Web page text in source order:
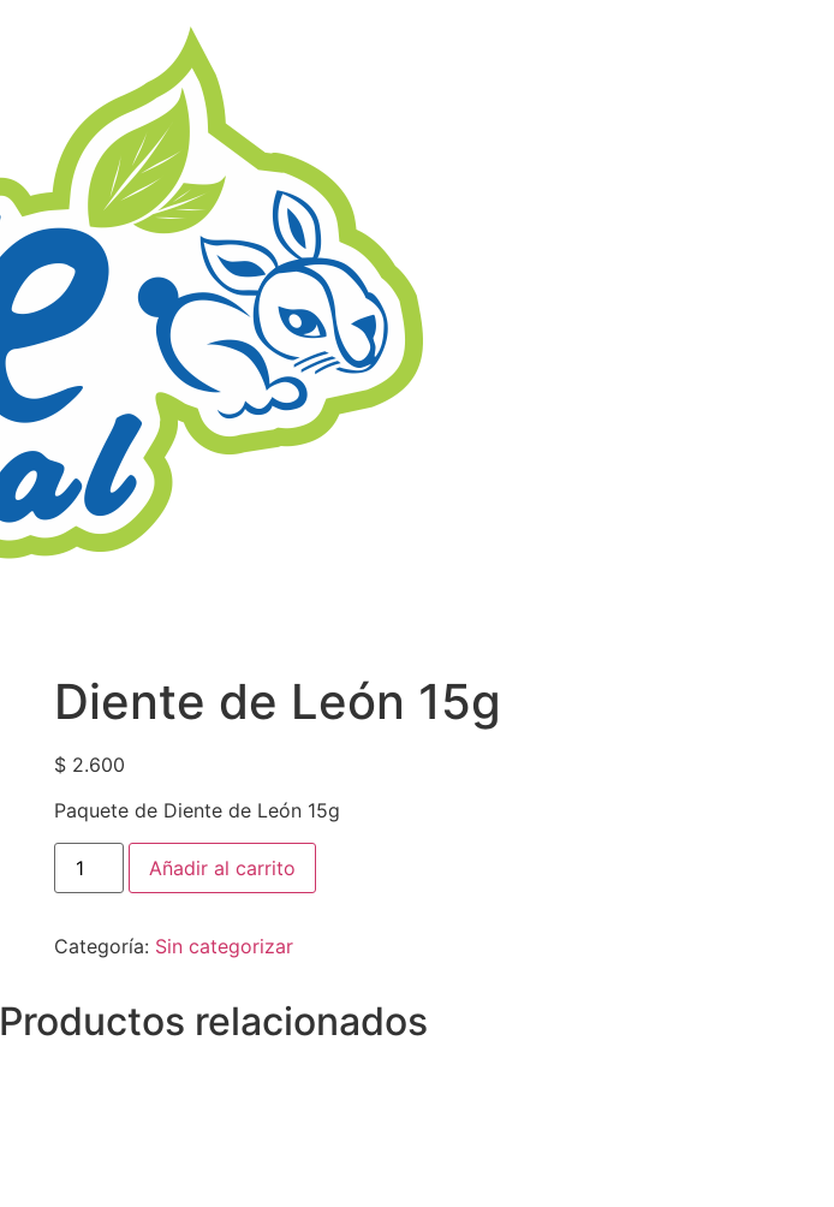
Diente de León 15g
$2.600
Paquete de Diente de León 15g
Añadir al carrito
Categoría: Sin categorizar
Productos relacionados